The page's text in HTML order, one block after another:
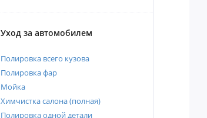
Уход за автомобилем
Полировка всего кузова
Полировка фар
Мойка
Химчистка салона (полная)
Полировка одной детали